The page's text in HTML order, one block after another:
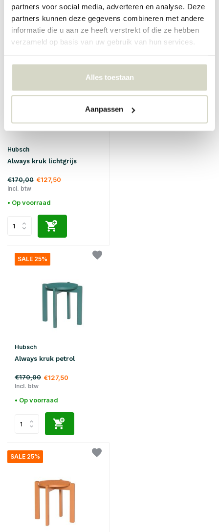
partners voor social media, adverteren en analyse. Deze
partners kunnen deze gegevens combineren met andere
informatie die u aan ze heeft verstrekt of die ze hebben
verzameld op basis van uw gebruik van hun services.
Alles toestaan
Aanpassen
• Op voorraad
Hubsch
Always kruk lichtgrijs
€170,00 €127,50
Incl. btw
• Op voorraad
SALE 25%
Hubsch
Always kruk petrol
€170,00 €127,50
Incl. btw
• Op voorraad
SALE 25%